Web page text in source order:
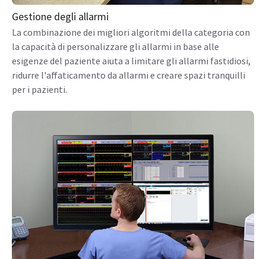
Gestione degli allarmi
La combinazione dei migliori algoritmi della categoria con
la capacità di personalizzare gli allarmi in base alle
esigenze del paziente aiuta a limitare gli allarmi fastidiosi,
ridurre l'affaticamento da allarmi e creare spazi tranquilli
per i pazienti.